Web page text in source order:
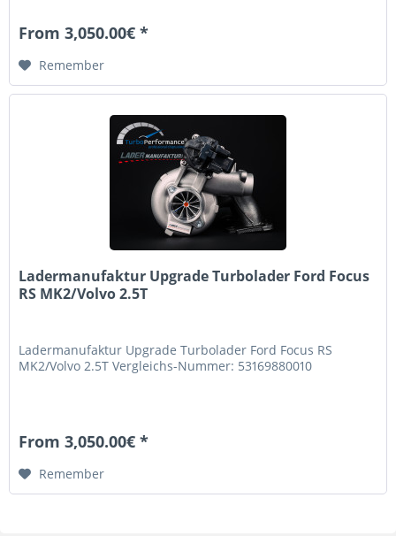
From 3,050.00€ *
Remember
Ladermanufaktur Upgrade Turbolader Ford Focus
RS MK2/Volvo 2.5T
Ladermanufaktur Upgrade Turbolader Ford Focus RS
MK2/Volvo 2.5T Vergleichs-Nummer: 53169880010
From 3,050.00€ *
Remember